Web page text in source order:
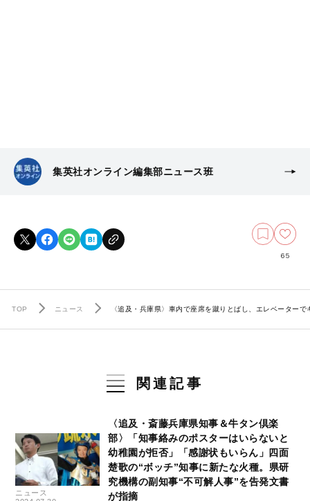
集英社オンライン編集部ニュース班
65
TOP ニュース 〈追及・兵庫県〉車内で座席を蹴りとばし、エレベーター
関連記事
ニュース
〈追及・斎藤兵庫県知事＆牛タン倶楽
部〉「知事絡みのポスターはいらないと
幼稚園が拒否」「感謝状もいらん」四面
楚歌の“ボッチ”知事に新たな火種。県研
究機構の副知事“不可解人事”を告発文書
が指摘